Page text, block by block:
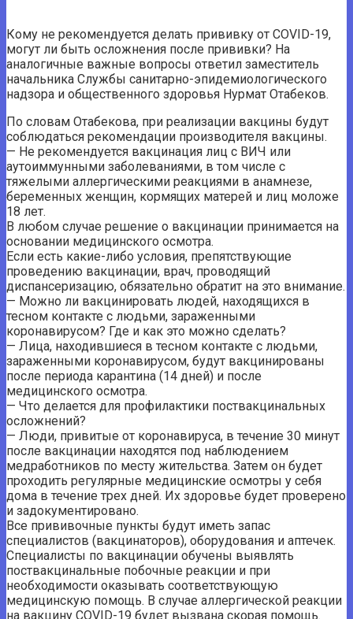
Кому не рекомендуется делать прививку от COVID-19,
могут ли быть осложнения после прививки? На
аналогичные важные вопросы ответил заместитель
начальника Службы санитарно-эпидемиологического
надзора и общественного здоровья Нурмат Отабеков.
По словам Отабекова, при реализации вакцины будут
соблюдаться рекомендации производителя вакцины.
— Не рекомендуется вакцинация лиц с ВИЧ или
аутоиммунными заболеваниями, в том числе с
тяжелыми аллергическими реакциями в анамнезе,
беременных женщин, кормящих матерей и лиц моложе
18 лет.
В любом случае решение о вакцинации принимается на
основании медицинского осмотра.
Если есть какие-либо условия, препятствующие
проведению вакцинации, врач, проводящий
диспансеризацию, обязательно обратит на это внимание.
— Можно ли вакцинировать людей, находящихся в
тесном контакте с людьми, зараженными
коронавирусом? Где и как это можно сделать?
— Лица, находившиеся в тесном контакте с людьми,
зараженными коронавирусом, будут вакцинированы
после периода карантина (14 дней) и после
медицинского осмотра.
— Что делается для профилактики поствакцинальных
осложнений?
— Люди, привитые от коронавируса, в течение 30 минут
после вакцинации находятся под наблюдением
медработников по месту жительства. Затем он будет
проходить регулярные медицинские осмотры у себя
дома в течение трех дней. Их здоровье будет проверено
и задокументировано.
Все прививочные пункты будут иметь запас
специалистов (вакцинаторов), оборудования и аптечек.
Специалисты по вакцинации обучены выявлять
поствакцинальные побочные реакции и при
необходимости оказывать соответствующую
медицинскую помощь. В случае аллергической реакции
на вакцину COVID-19 будет вызвана скорая помощь.